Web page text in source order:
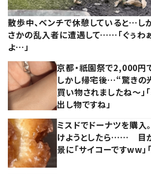
散歩中、ベンチで休憩していると…し
さかの乱入者に遭遇して……「ぐぅわぁ
よ…」
京都・祇園祭で2,000円
しかし帰宅後…“驚きの
買い物されましたね～」「
出し物ですね」
ミスドでドーナツを購入
けようとしたら…… 目
景に「サイコーですww」